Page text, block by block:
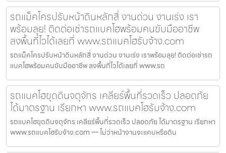
รถแม็คโครปรับหน้าดินหลักสี่ งานด่วน งานเร่ง เรา
พร้อมลุย! ติดต่อเช่ารถแบคโฮพร้อมคนขับมืออาชีพ
ลงพื้นที่ไวได้เลยที่ www.รถแบคโฮรับจ้าง.com
รถแม็คโครปรับหน้าดินหลักสี่ งานด่วน งานเร่ง เราพร้อมลุย! ติดต่อเช่ารถ
แบคโฮพร้อมคนขับมืออาชีพ ลงพื้นที่ไวได้เลยที่ www.รถ
รถแบคโฮขุดดินจตุจักร เคลียร์พื้นที่รวดเร็ว ปลอดภัย
ได้มาตรฐาน เรียกหา www.รถแบคโฮรับจ้าง.com
รถแบคโฮขุดดินจตุจักร เคลียร์พื้นที่รวดเร็ว ปลอดภัย ได้มาตรฐาน เรียกหา
www.รถแบคโฮรับจ้าง.com — ไม่ว่าหน้างานจะแคบหรือดิน